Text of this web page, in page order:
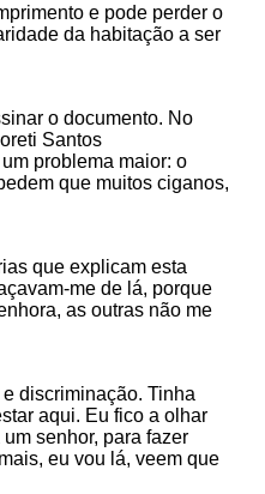
e pode perder o
da habitação a ser
o documento. No
Santos
problema maior: o
que muitos ciganos,
que explicam esta
me de lá, porque
as outras não me
discriminação. Tinha
aqui. Eu fico a olhar
senhor, para fazer
eu vou lá, veem que